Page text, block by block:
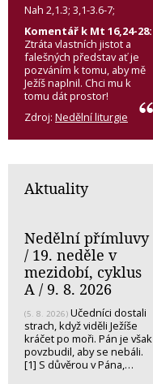
Nah 2,1.3; 3,1-3.6-7;
Komentář k Mt 16,24-28:
Ztráta vlastních jistot a
falešných představ ať je
pozváním k tomu, aby mě
Ježíš naplnil. Chci mu k
tomu dát prostor!
Zdroj: Nedělní liturgie
Aktuality
Nedělní přímluvy
/ 19. neděle v
mezidobí, cyklus
A / 9. 8. 2026
(5. 8. 2026) Učedníci dostali
strach, když viděli Ježíše
kráčet po moři. Pán je však
povzbudil, aby se nebáli.
[1] S důvěrou v Pána,…